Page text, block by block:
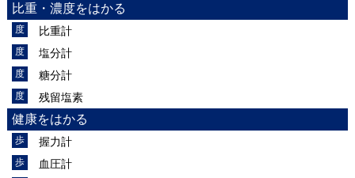
比重・濃度をはかる
比重計
塩分計
糖分計
残留塩素
健康をはかる
握力計
血圧計